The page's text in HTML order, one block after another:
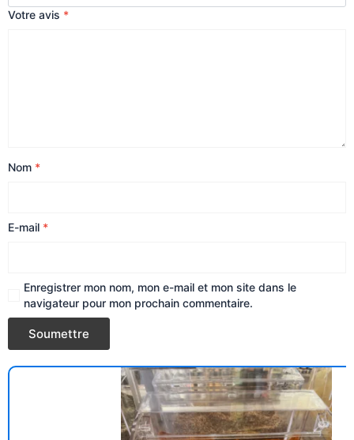
Votre avis *
Nom *
E-mail *
Enregistrer mon nom, mon e-mail et mon site dans le
navigateur pour mon prochain commentaire.